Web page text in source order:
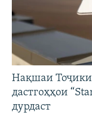
Нақшаи
дастгоҳҳои
дурдаст